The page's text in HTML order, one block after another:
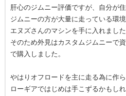
肝心のジムニー評価ですが、自分が
ジムニーの方が大量に走っている環
エヌズさんのマシンを手に入れました
そのため外見はカスタムジムニーで
で購入しました。
やはりオフロードを主に走る為に作
ローギアではじめは手こずるかもしれ